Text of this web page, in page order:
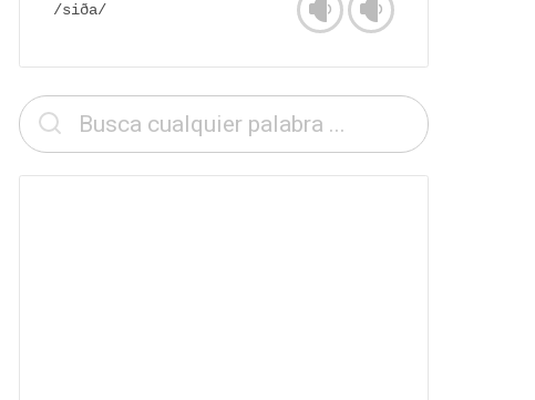
/siða/